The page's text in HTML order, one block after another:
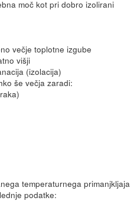
moč kot pri dobro izolirani
večje toplotne izgube
višji
(izolacija)
še večja zaradi:
temperaturnega primanjkljaja
podatke: